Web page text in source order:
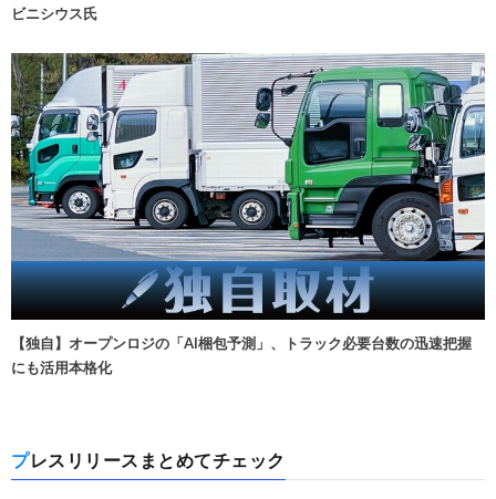
ビニシウス氏
【独自】オープンロジの「AI梱包予測」、トラック必要台数の迅速把握
にも活用本格化
プレスリリースまとめてチェック